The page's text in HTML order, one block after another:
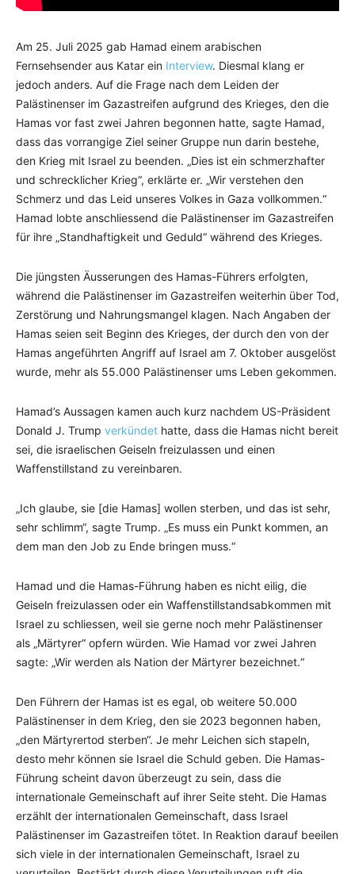
Am 25. Juli 2025 gab Hamad einem arabischen
Fernsehsender aus Katar ein Interview. Diesmal klang er
jedoch anders. Auf die Frage nach dem Leiden der
Palästinenser im Gazastreifen aufgrund des Krieges, den die
Hamas vor fast zwei Jahren begonnen hatte, sagte Hamad,
dass das vorrangige Ziel seiner Gruppe nun darin bestehe,
den Krieg mit Israel zu beenden. „Dies ist ein schmerzhafter
und schrecklicher Krieg“, erklärte er. „Wir verstehen den
Schmerz und das Leid unseres Volkes in Gaza vollkommen.“
Hamad lobte anschliessend die Palästinenser im Gazastreifen
für ihre „Standhaftigkeit und Geduld“ während des Krieges.
Die jüngsten Äusserungen des Hamas-Führers erfolgten,
während die Palästinenser im Gazastreifen weiterhin über Tod,
Zerstörung und Nahrungsmangel klagen. Nach Angaben der
Hamas seien seit Beginn des Krieges, der durch den von der
Hamas angeführten Angriff auf Israel am 7. Oktober ausgelöst
wurde, mehr als 55.000 Palästinenser ums Leben gekommen.
Hamad’s Aussagen kamen auch kurz nachdem US-Präsident
Donald J. Trump verkündet hatte, dass die Hamas nicht bereit
sei, die israelischen Geiseln freizulassen und einen
Waffenstillstand zu vereinbaren.
„Ich glaube, sie [die Hamas] wollen sterben, und das ist sehr,
sehr schlimm“, sagte Trump. „Es muss ein Punkt kommen, an
dem man den Job zu Ende bringen muss.“
Hamad und die Hamas-Führung haben es nicht eilig, die
Geiseln freizulassen oder ein Waffenstillstandsabkommen mit
Israel zu schliessen, weil sie gerne noch mehr Palästinenser
als „Märtyrer“ opfern würden. Wie Hamad vor zwei Jahren
sagte: „Wir werden als Nation der Märtyrer bezeichnet.“
Den Führern der Hamas ist es egal, ob weitere 50.000
Palästinenser in dem Krieg, den sie 2023 begonnen haben,
„den Märtyrertod sterben“. Je mehr Leichen sich stapeln,
desto mehr können sie Israel die Schuld geben. Die Hamas-
Führung scheint davon überzeugt zu sein, dass die
internationale Gemeinschaft auf ihrer Seite steht. Die Hamas
erzählt der internationalen Gemeinschaft, dass Israel
Palästinenser im Gazastreifen tötet. In Reaktion darauf beeilen
sich viele in der internationalen Gemeinschaft, Israel zu